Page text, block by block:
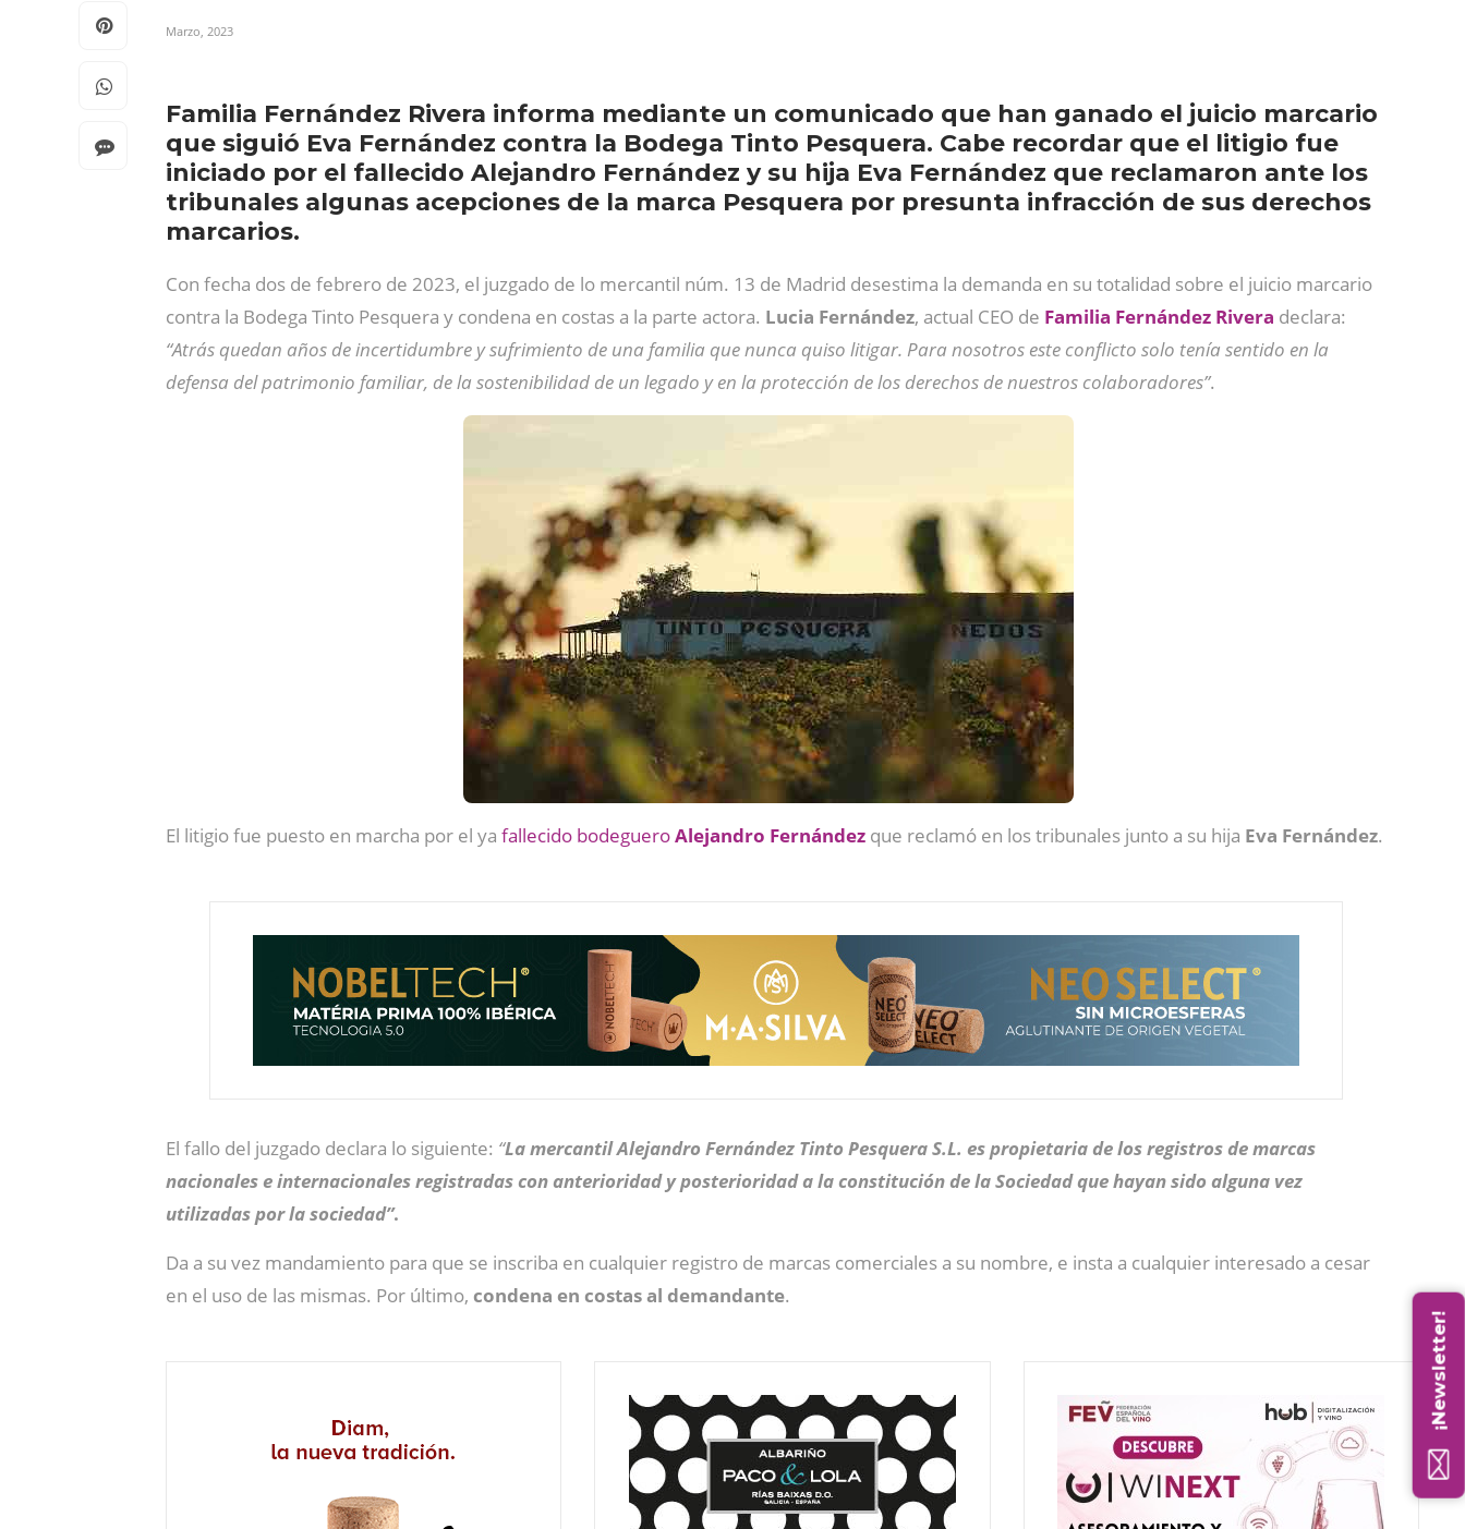
Marzo, 2023
Familia Fernández Rivera informa mediante un comunicado que han ganado el juicio marcario
que siguió Eva Fernández contra la Bodega Tinto Pesquera. Cabe recordar que el litigio fue
iniciado por el fallecido Alejandro Fernández y su hija Eva Fernández que reclamaron ante los
tribunales algunas acepciones de la marca Pesquera por presunta infracción de sus derechos
marcarios.
Con fecha dos de febrero de 2023, el juzgado de lo mercantil núm. 13 de Madrid desestima la demanda en su totalidad sobre el juicio marcario
contra la Bodega Tinto Pesquera y condena en costas a la parte actora. Lucia Fernández, actual CEO de Familia Fernández Rivera declara:
“Atrás quedan años de incertidumbre y sufrimiento de una familia que nunca quiso litigar. Para nosotros este conflicto solo tenía sentido en la
defensa del patrimonio familiar, de la sostenibilidad de un legado y en la protección de los derechos de nuestros colaboradores”.
El litigio fue puesto en marcha por el ya fallecido bodegueroAlejandro Fernández que reclamó en los tribunales junto a su hija Eva Fernández.
El fallo del juzgado declara lo siguiente: “La mercantil Alejandro Fernández Tinto Pesquera S.L. es propietaria de los registros de marcas
nacionales e internacionales registradas con anterioridad y posterioridad a la constitución de la Sociedad que hayan sido alguna vez
utilizadas por la sociedad”.
Da a su vez mandamiento para que se inscriba en cualquier registro de marcas comerciales a su nombre, e insta a cualquier interesado a cesar
en el uso de las mismas. Por último, condena en costas al demandante.
¡Newsletter!